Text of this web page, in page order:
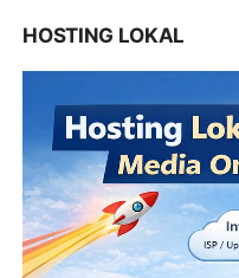
HOSTING LOKAL